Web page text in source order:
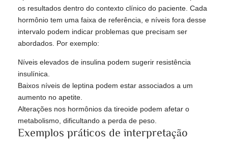
os resultados dentro do contexto clínico do paciente. Cada
hormônio tem uma faixa de referência, e níveis fora desse
intervalo podem indicar problemas que precisam ser
abordados. Por exemplo:
Níveis elevados de insulina podem sugerir resistência
insulínica.
Baixos níveis de leptina podem estar associados a um
aumento no apetite.
Alterações nos hormônios da tireoide podem afetar o
metabolismo, dificultando a perda de peso.
Exemplos práticos de interpretação